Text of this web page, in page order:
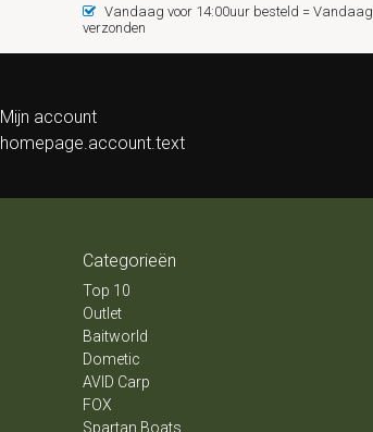
Vandaag voor 14:00uur besteld = Vandaag
verzonden
Mijn account
homepage.account.text
Categorieën
Top 10
Outlet
Baitworld
Dometic
AVID Carp
FOX
Spartan Boats